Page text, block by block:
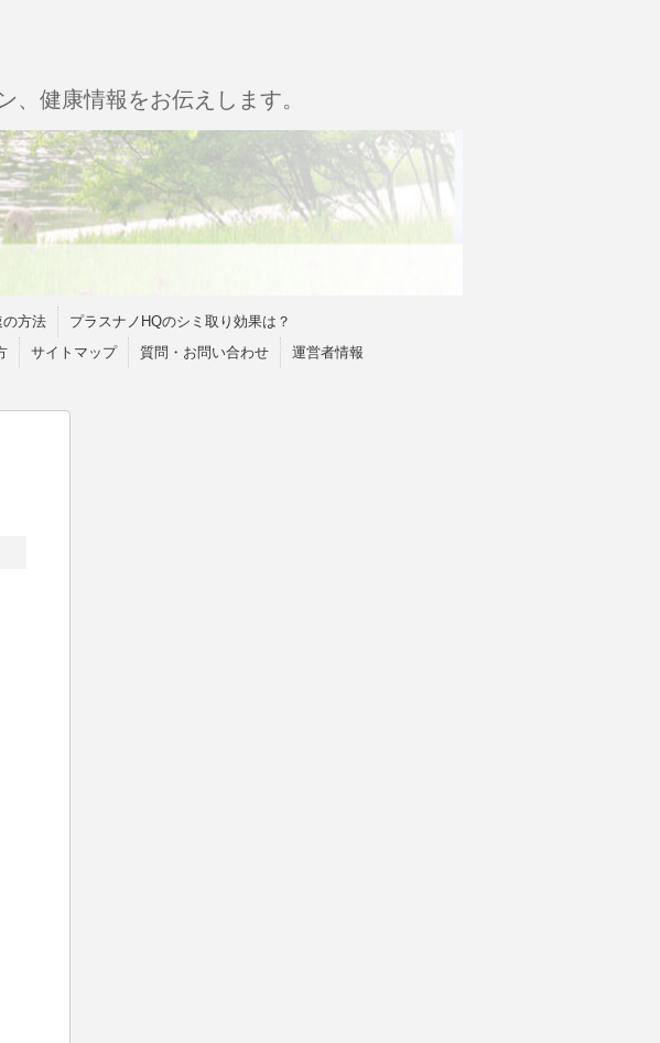
健康情報をお伝えします。
の方法
プラスナノHQのシミ取り効果は？
サイトマップ 質問・お問い合わせ
運営者情報